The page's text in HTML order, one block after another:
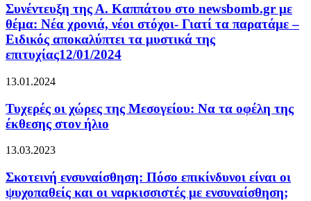
Συνέντευξη της Α. Καππάτου στο newsbomb.gr με
θέμα: Νέα χρονιά, νέοι στόχοι- Γιατί τα παρατάμε –
Ειδικός αποκαλύπτει τα μυστικά της
επιτυχίας12/01/2024
13.01.2024
Τυχερές οι χώρες της Μεσογείου: Να τα οφέλη της
έκθεσης στον ήλιο
13.03.2023
Σκοτεινή ενσυναίσθηση: Πόσο επικίνδυνοι είναι οι
ψυχοπαθείς και οι ναρκισσιστές με ενσυναίσθηση;